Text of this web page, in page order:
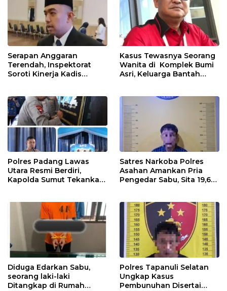
Serapan Anggaran
Terendah, Inspektorat
Soroti Kinerja Kadis
Kasus Tewasnya Seorang
Wanita di Komplek Bumi
Asri, Keluarga Bantah
Polres Padang Lawas
Utara Resmi Berdiri,
Kapolda Sumut Tekankan
Satres Narkoba Polres
Asahan Amankan Pria
Pengedar Sabu, Sita 19,60
Diduga Edarkan Sabu,
seorang laki-laki
Ditangkap di Rumah
Polres Tapanuli Selatan
Ungkap Kasus
Pembunuhan Disertai